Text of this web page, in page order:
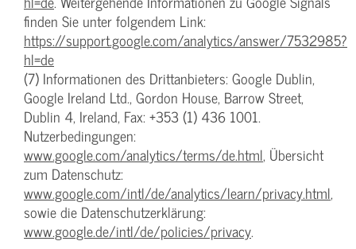
finden Sie unter folgendem Link:
https://support.google.com/analytics/answer/7532985?
hl=de
(7) Informationen des Drittanbieters: Google Dublin,
Google Ireland Ltd., Gordon House, Barrow Street,
Dublin 4, Ireland, Fax: +353 (1) 436 1001.
Nutzerbedingungen:
www.google.com/analytics/terms/de.html, Übersicht
zum Datenschutz:
www.google.com/intl/de/analytics/learn/privacy.html,
sowie die Datenschutzerklärung:
www.google.de/intl/de/policies/privacy.